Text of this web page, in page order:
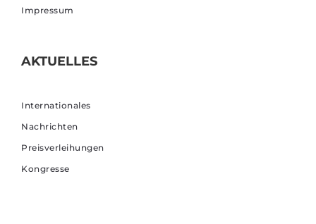
Impressum
AKTUELLES
Internationales
Nachrichten
Preisverleihungen
Kongresse